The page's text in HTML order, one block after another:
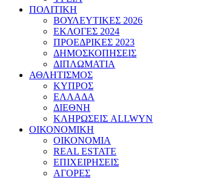
ΠΟΛΙΤΙΚΗ
ΒΟΥΛΕΥΤΙΚΕΣ 2026
ΕΚΛΟΓΕΣ 2024
ΠΡΟΕΔΡΙΚΕΣ 2023
ΔΗΜΟΣΚΟΠΗΣΕΙΣ
ΔΙΠΛΩΜΑΤΙΑ
ΑΘΛΗΤΙΣΜΟΣ
ΚΥΠΡΟΣ
ΕΛΛΑΔΑ
ΔΙΕΘΝΗ
ΚΛΗΡΩΣΕΙΣ ALLWYN
ΟΙΚΟΝΟΜΙΚΗ
ΟΙΚΟΝΟΜΙΑ
REAL ESTATE
ΕΠΙΧΕΙΡΗΣΕΙΣ
ΑΓΟΡΕΣ